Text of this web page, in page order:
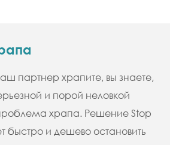
партнер храпите, вы знаете,
и порой неловкой
храпа. Решение Stop
быстро и дешево остановить